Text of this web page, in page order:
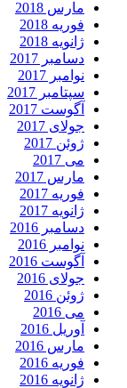
مارس 2018
فوریه 2018
ژانویه 2018
دسامبر 2017
نوامبر 2017
سپتامبر 2017
آگوست 2017
جولای 2017
ژوئن 2017
می 2017
مارس 2017
فوریه 2017
ژانویه 2017
دسامبر 2016
نوامبر 2016
آگوست 2016
جولای 2016
ژوئن 2016
می 2016
آوریل 2016
مارس 2016
فوریه 2016
ژانویه 2016